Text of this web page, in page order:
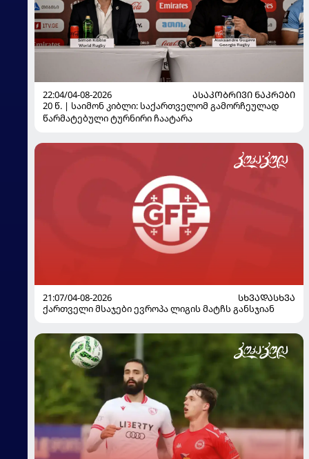
22:04/04-08-2026
ᲐᲡᲐᲙᲝᲑᲠᲘᲕᲘ ᲜᲐᲙᲠᲔᲑᲘ
20 წ. | საიმონ კიბლი: საქართველომ გამორჩეულად
წარმატებული ტურნირი ჩაატარა
21:07/04-08-2026
ᲡᲮᲕᲐᲓᲐᲡᲮᲕᲐ
ქართველი მსაჯები ევროპა ლიგის მატჩს განსჯიან